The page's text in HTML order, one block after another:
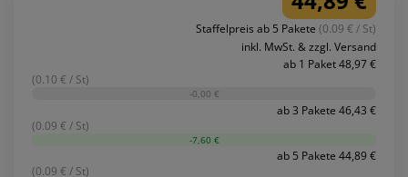
Staffelpreis ab 5 Pakete (0.09 € / St)
inkl. MwSt. & zzgl. Versand
ab 1 Paket 48,97 €
(0.10 € / St)
-0,00 €
ab 3 Pakete 46,43 €
(0.09 € / St)
-7,60 €
ab 5 Pakete 44,89 €
(0.09 € / St)